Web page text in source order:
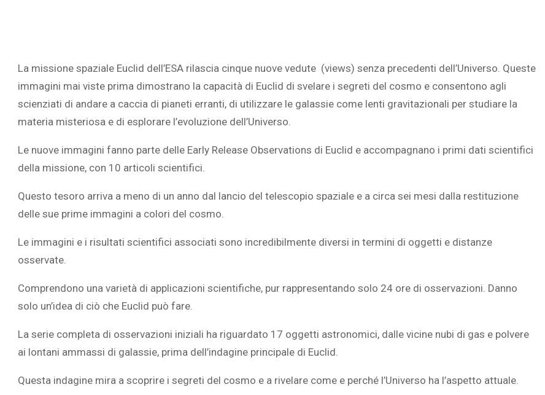
La missione spaziale Euclid dell’ESA rilascia cinque nuove vedute (views) senza precedenti dell’Universo. Queste
immagini mai viste prima dimostrano la capacità di Euclid di svelare i segreti del cosmo e consentono agli
scienziati di andare a caccia di pianeti erranti, di utilizzare le galassie come lenti gravitazionali per studiare la
materia misteriosa e di esplorare l’evoluzione dell’Universo.
Le nuove immagini fanno parte delle Early Release Observations di Euclid e accompagnano i primi dati scientifici
della missione, con 10 articoli scientifici.
Questo tesoro arriva a meno di un anno dal lancio del telescopio spaziale e a circa sei mesi dalla restituzione
delle sue prime immagini a colori del cosmo.
Le immagini e i risultati scientifici associati sono incredibilmente diversi in termini di oggetti e distanze
osservate.
Comprendono una varietà di applicazioni scientifiche, pur rappresentando solo 24 ore di osservazioni. Danno
solo un’idea di ciò che Euclid può fare.
La serie completa di osservazioni iniziali ha riguardato 17 oggetti astronomici, dalle vicine nubi di gas e polvere
ai lontani ammassi di galassie, prima dell’indagine principale di Euclid.
Questa indagine mira a scoprire i segreti del cosmo e a rivelare come e perché l’Universo ha l’aspetto attuale.
RIVELA LE MELODIE CHE LE
ASSENZA DI FIGLI IN ETÀ